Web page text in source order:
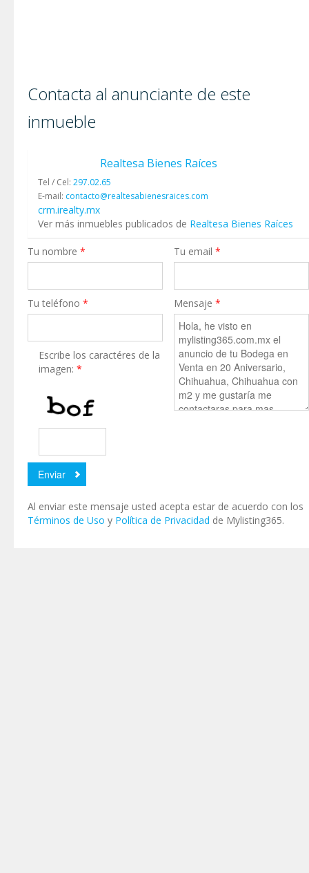
Contacta al anunciante de este
inmueble
Realtesa Bienes Raíces
Tel / Cel: 297.02.65
E-mail: contacto@realtesabienesraices.com
crm.irealty.mx
Ver más inmuebles publicados de Realtesa Bienes Raíces
Tu nombre * Tu email*
Tu teléfono * Mensaje*
Escribe los caractéres de la
imagen:*
Al enviar este mensaje usted acepta estar de acuerdo con los
Términos de Uso y Política de Privacidad de Mylisting365.